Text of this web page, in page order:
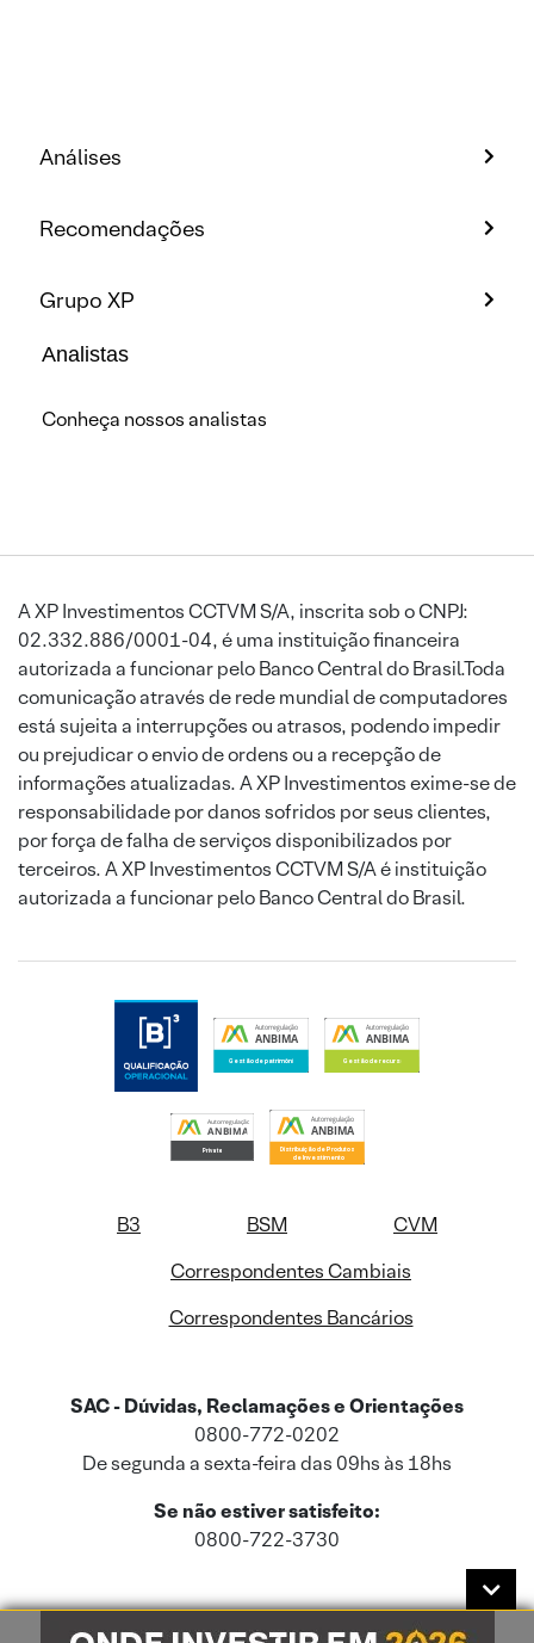
Análises
Recomendações
Grupo XP
Analistas
Conheça nossos analistas
A XP Investimentos CCTVM S/A, inscrita sob o CNPJ:
02.332.886/0001-04, é uma instituição financeira
autorizada a funcionar pelo Banco Central do Brasil.Toda
comunicação através de rede mundial de computadores
está sujeita a interrupções ou atrasos, podendo impedir
ou prejudicar o envio de ordens ou a recepção de
informações atualizadas. A XP Investimentos exime-se de
responsabilidade por danos sofridos por seus clientes,
por força de falha de serviços disponibilizados por
terceiros. A XP Investimentos CCTVM S/A é instituição
autorizada a funcionar pelo Banco Central do Brasil.
B3 BSM
CVM
Correspondentes Cambiais
Correspondentes Bancários
SAC - Dúvidas, Reclamações e Orientações
0800-772-0202
De segunda a sexta-feira das 09hs às 18hs
Se não estiver satisfeito:
0800-722-3730
Este site usa cookies e dados pessoais de acordo com a nossaPolítica de